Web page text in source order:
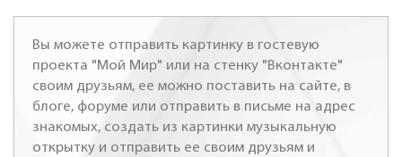
Вы можете отправить картинку в гостевую
проекта "Мой Мир" или на стенку "Вконтакте"
своим друзьям, ее можно поставить на сайте, в
блоге, форуме или отправить в письме на адрес
знакомых, создать из картинки музыкальную
открытку и отправить ее своим друзьям и